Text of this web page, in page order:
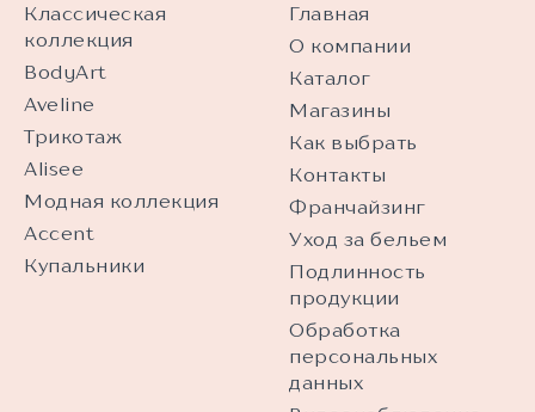
Классическая
коллекция
BodyArt
Aveline
Трикотаж
Alisee
Модная коллекция
Accent
Купальники
Главная
О компании
Каталог
Магазины
Как выбрать
Контакты
Франчайзинг
Уход за бельем
Подлинность
продукции
Обработка
персональных
данных